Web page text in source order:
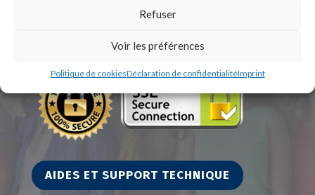
Refuser
Voir les préférences
Politique de cookiesDéclaration de confidentialitéImprint
AIDES ET SUPPORT TECHNIQUE